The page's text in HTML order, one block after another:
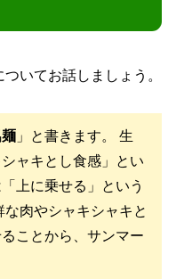
いてお話しましょう。
麺 」と書きます。 生
ャキとし食感」とい
上に乗せる」という
肉やシャキシャキと
ことから、サンマー